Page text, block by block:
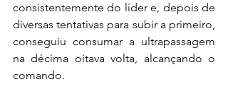
consistentemente do líder e, depois de
diversas tentativas para subir a primeiro,
conseguiu consumar a ultrapassagem
na décima oitava volta, alcançando o
comando.